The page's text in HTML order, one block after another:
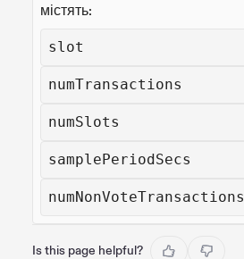
містять:
slot
numTransactions
numSlots
samplePeriodSecs
numNonVoteTransactions
Is this page helpful?